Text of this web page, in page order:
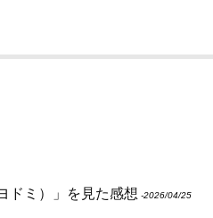
ドミ）」を見た感想 ‐2026/04/25